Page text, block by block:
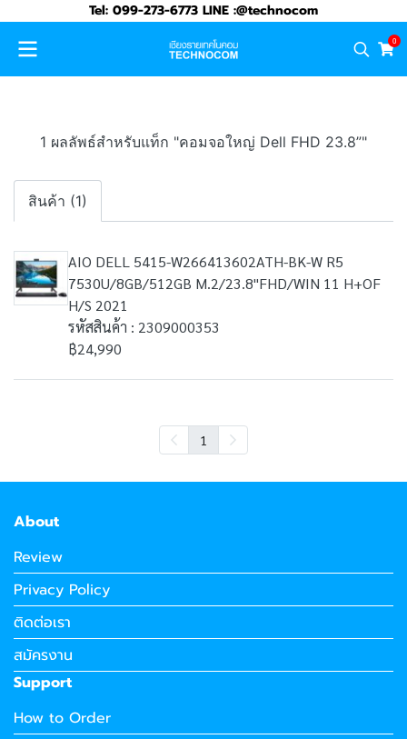
Tel: 099-273-6773 LINE :@technocom
0
1 ผลลัพธ์สำหรับแท็ก "คอมจอใหญ่ Dell FHD 23.8”"
สินค้า (1)
AIO DELL 5415-W266413602ATH-BK-W R5
7530U/8GB/512GB M.2/23.8"FHD/WIN 11 H+OF
H/S 2021
รหัสสินค้า : 2309000353
฿24,990
1
About
Review
Privacy Policy
ติดต่อเรา
สมัครงาน
Support
How to Order